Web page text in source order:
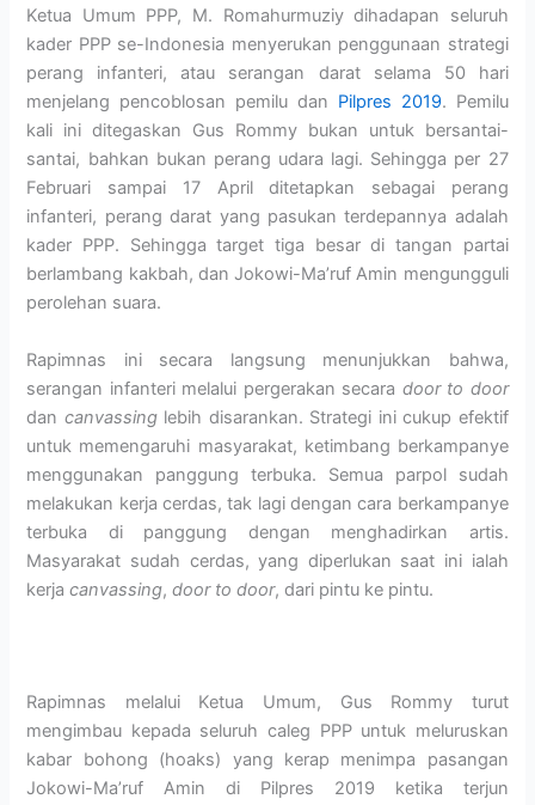
Ketua Umum PPP, M. Romahurmuziy dihadapan seluruh
kader PPP se-Indonesia menyerukan penggunaan strategi
perang infanteri, atau serangan darat selama 50 hari
menjelang pencoblosan pemilu dan Pilpres 2019. Pemilu
kali ini ditegaskan Gus Rommy bukan untuk bersantai-
santai, bahkan bukan perang udara lagi. Sehingga per 27
Februari sampai 17 April ditetapkan sebagai perang
infanteri, perang darat yang pasukan terdepannya adalah
kader PPP. Sehingga target tiga besar di tangan partai
berlambang kakbah, dan Jokowi-Ma’ruf Amin mengungguli
perolehan suara.
Rapimnas ini secara langsung menunjukkan bahwa,
serangan infanteri melalui pergerakan secara door to door
dan canvassinglebih disarankan. Strategi ini cukup efektif
untuk memengaruhi masyarakat, ketimbang berkampanye
menggunakan panggung terbuka. Semua parpol sudah
melakukan kerja cerdas, tak lagi dengan cara berkampanye
terbuka di panggung dengan menghadirkan artis.
Masyarakat sudah cerdas, yang diperlukan saat ini ialah
kerjacanvassing,door to door, dari pintu ke pintu.
Rapimnas melalui Ketua Umum, Gus Rommy turut
mengimbau kepada seluruh caleg PPP untuk meluruskan
kabar bohong (hoaks) yang kerap menimpa pasangan
Jokowi-Ma’ruf Amin di Pilpres 2019 ketika terjun